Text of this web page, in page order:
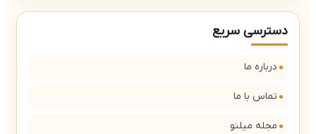
دسترسی سریع
درباره ما
تماس با ما
مجله میلنو